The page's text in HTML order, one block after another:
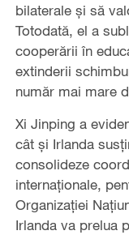
bilaterale și să
Totodată, el a
cooperării în
extinderii
număr mai mare
Xi Jinping a
cât și Irlanda
consolideze
internaționale,
Organizației
Irlanda va prelua